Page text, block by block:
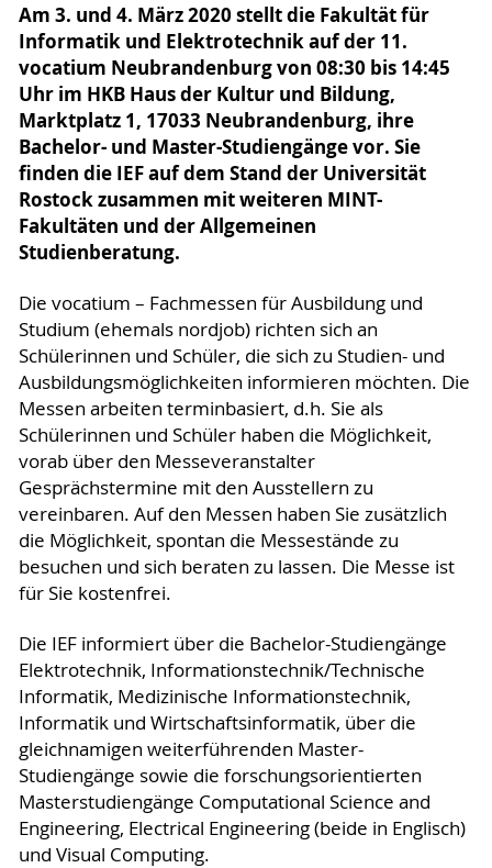
Am 3. und 4. März 2020 stellt die Fakultät für
Informatik und Elektrotechnik auf der 11.
vocatium Neubrandenburg von 08:30 bis 14:45
Uhr im HKB Haus der Kultur und Bildung,
Marktplatz 1, 17033 Neubrandenburg, ihre
Bachelor- und Master-Studiengänge vor. Sie
finden die IEF auf dem Stand der Universität
Rostock zusammen mit weiteren MINT-
Fakultäten und der Allgemeinen
Studienberatung.
Die vocatium – Fachmessen für Ausbildung und
Studium (ehemals nordjob) richten sich an
Schülerinnen und Schüler, die sich zu Studien- und
Ausbildungsmöglichkeiten informieren möchten. Die
Messen arbeiten terminbasiert, d.h. Sie als
Schülerinnen und Schüler haben die Möglichkeit,
vorab über den Messeveranstalter
Gesprächstermine mit den Ausstellern zu
vereinbaren. Auf den Messen haben Sie zusätzlich
die Möglichkeit, spontan die Messestände zu
besuchen und sich beraten zu lassen. Die Messe ist
für Sie kostenfrei.
Die IEF informiert über die Bachelor-Studiengänge
Elektrotechnik, Informationstechnik/Technische
Informatik, Medizinische Informationstechnik,
Informatik und Wirtschaftsinformatik, über die
gleichnamigen weiterführenden Master-
Studiengänge sowie die forschungsorientierten
Masterstudiengänge Computational Science and
Engineering, Electrical Engineering (beide in Englisch)
und Visual Computing.